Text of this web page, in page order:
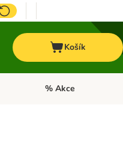
Košík
Dieta Otevřít menu: Top
% Akce